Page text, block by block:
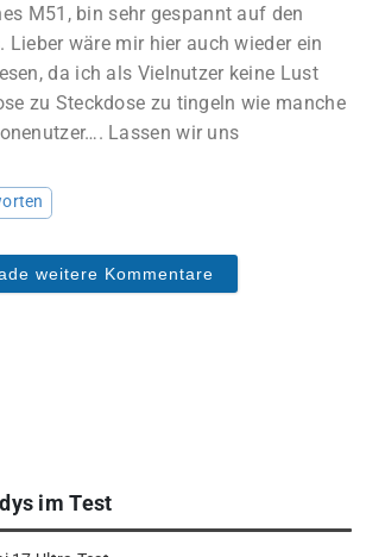
M51, bin sehr gespannt auf den
Lieber wäre mir hier auch wieder ein
da ich als Vielnutzer keine Lust
zu Steckdose zu tingeln wie manche
Lassen wir uns
weitere Kommentare
im Test